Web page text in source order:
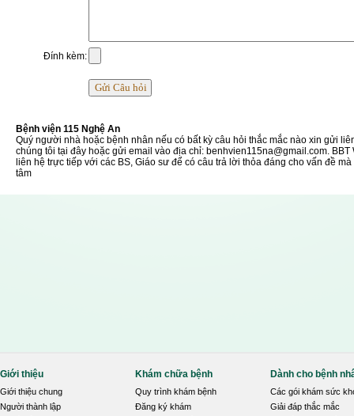
Đính kèm:
Bệnh viện 115 Nghệ An
Quý người nhà hoặc bệnh nhân nếu có bất kỳ câu hỏi thắc mắc nào xin gửi
chúng tôi tại đây hoặc gửi email vào địa chỉ: benhvien115na@gmail.com. BBT
liên hệ trực tiếp với các BS, Giáo sư để có câu trả lời thỏa đáng cho vấn đề
tâm
Giới thiệu
Giới thiệu chung
Người thành lập
Khám chữa bệnh
Quy trình khám bệnh
Đăng ký khám
Dành cho bệnh
Các gói khám sức
Giải đáp thắc mắc